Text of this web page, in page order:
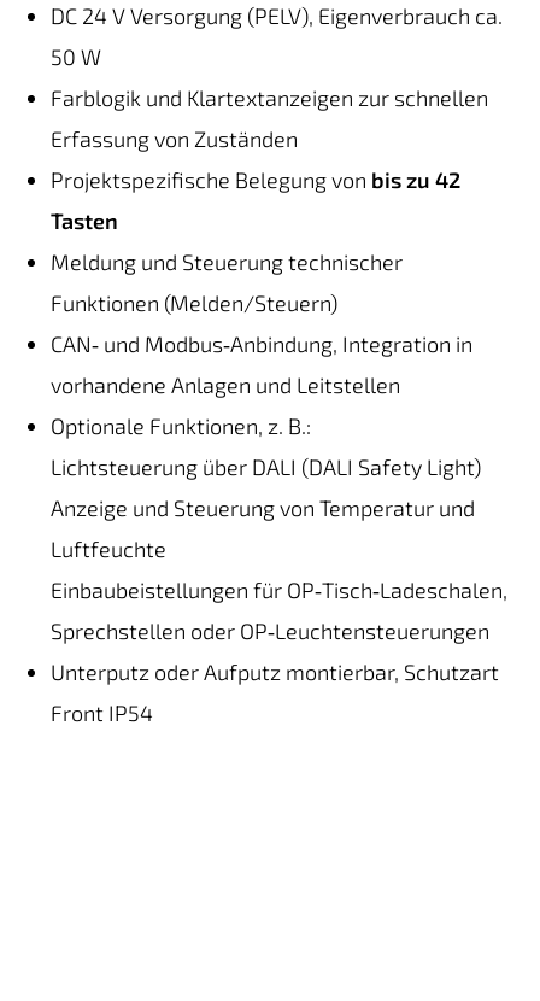
DC 24 V Versorgung (PELV), Eigenverbrauch ca.
50 W
Farblogik und Klartextanzeigen zur schnellen
Erfassung von Zuständen
Projektspezifische Belegung von bis zu 42
Tasten
Meldung und Steuerung technischer
Funktionen (Melden/Steuern)
CAN‑ und Modbus‑Anbindung, Integration in
vorhandene Anlagen und Leitstellen
Optionale Funktionen, z. B.:
Lichtsteuerung über DALI (DALI Safety Light)
Anzeige und Steuerung von Temperatur und
Luftfeuchte
Einbaubeistellungen für OP‑Tisch‑Ladeschalen,
Sprechstellen oder OP‑Leuchtensteuerungen
Unterputz oder Aufputz montierbar, Schutzart
Front IP54